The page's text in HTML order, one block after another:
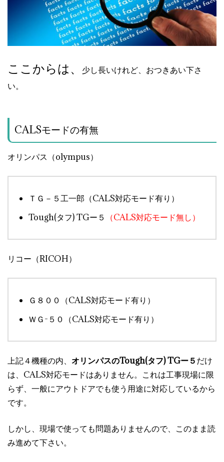
ここからは、
少し長いけれど、おつきあい下さ
い。
CALSモードの有無
オリンパス（olympus）
ＴＧ－５工一郎（CALS対応モード有り）
Tough(タフ) TGー５
（CALS対応モード無し）
リコー（RICOH）
Ｇ８００（CALS対応モード有り）
ＷＧ-５０（CALS対応モード有り）
上記４機種の内、 オリンパスのTough(タフ) TGー５だけ
は、CALS対応モードはありません。これは工事現場に限
らず、一般にアウトドアでも使う用途に対応しているから
です。
しかし、現場で使っても問題ありませんので、このまま読
み進めて下さい。